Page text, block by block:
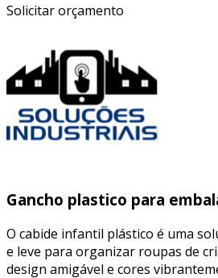
Solicitar orçamento
Gancho plastico para
O cabide infantil plástico é uma
e leve para organizar roupas de
design amigável e cores